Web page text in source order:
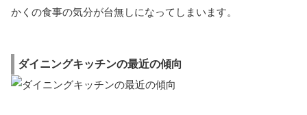
かくの食事の気分が台無しになってしまいます。
ダイニングキッチンの最近の傾向